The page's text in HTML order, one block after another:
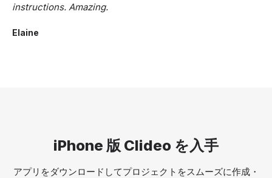
instructions. Amazing.
Elaine
iPhone 版 Clideo を入手
アプリをダウンロードしてプロジェクトをスムーズに作成・